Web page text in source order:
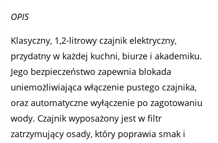
OPIS
Klasyczny, 1,2-litrowy czajnik elektryczny,
przydatny w każdej kuchni, biurze i akademiku.
Jego bezpieczeństwo zapewnia blokada
uniemożliwiająca włączenie pustego czajnika,
oraz automatyczne wyłączenie po zagotowaniu
wody. Czajnik wyposażony jest w filtr
zatrzymujący osady, który poprawia smak i